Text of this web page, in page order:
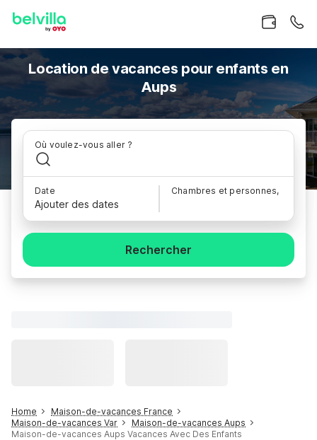
Location de vacances pour enfants en
Aups
Où voulez-vous aller ?
Date
Ajouter des dates
Chambres et personnes,
Rechercher
Home
Maison-de-vacances France
Maison-de-vacances Var
Maison-de-vacances Aups
Maison-de-vacances Aups Vacances Avec Des Enfants